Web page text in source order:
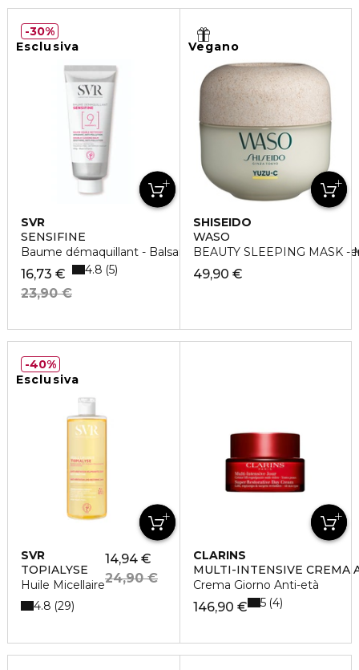
Esclusiva
SVR
SENSIFINE
Baume démaquillant - Balsamo detergente doppia azione
16,73 €
23,90 €
4.8 5
30%
Vegano
SHISEIDO
WASO
BEAUTY SLEEPING MASK -
49,90 €
Esclusiva
SVR
TOPIALYSE
Huile Micellaire
14,94 €
24,90 €
4.8 29
40%
CLARINS
MULTI-INTENSIVE CREMA
Crema Giorno Anti-età
146,90 € 5 4